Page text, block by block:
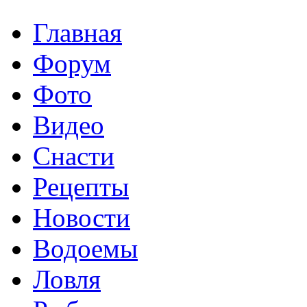
Главная
Форум
Фото
Видео
Снасти
Рецепты
Новости
Водоемы
Ловля